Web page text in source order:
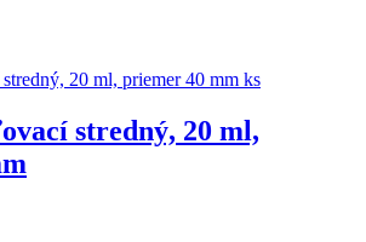
stredný, 20 ml,